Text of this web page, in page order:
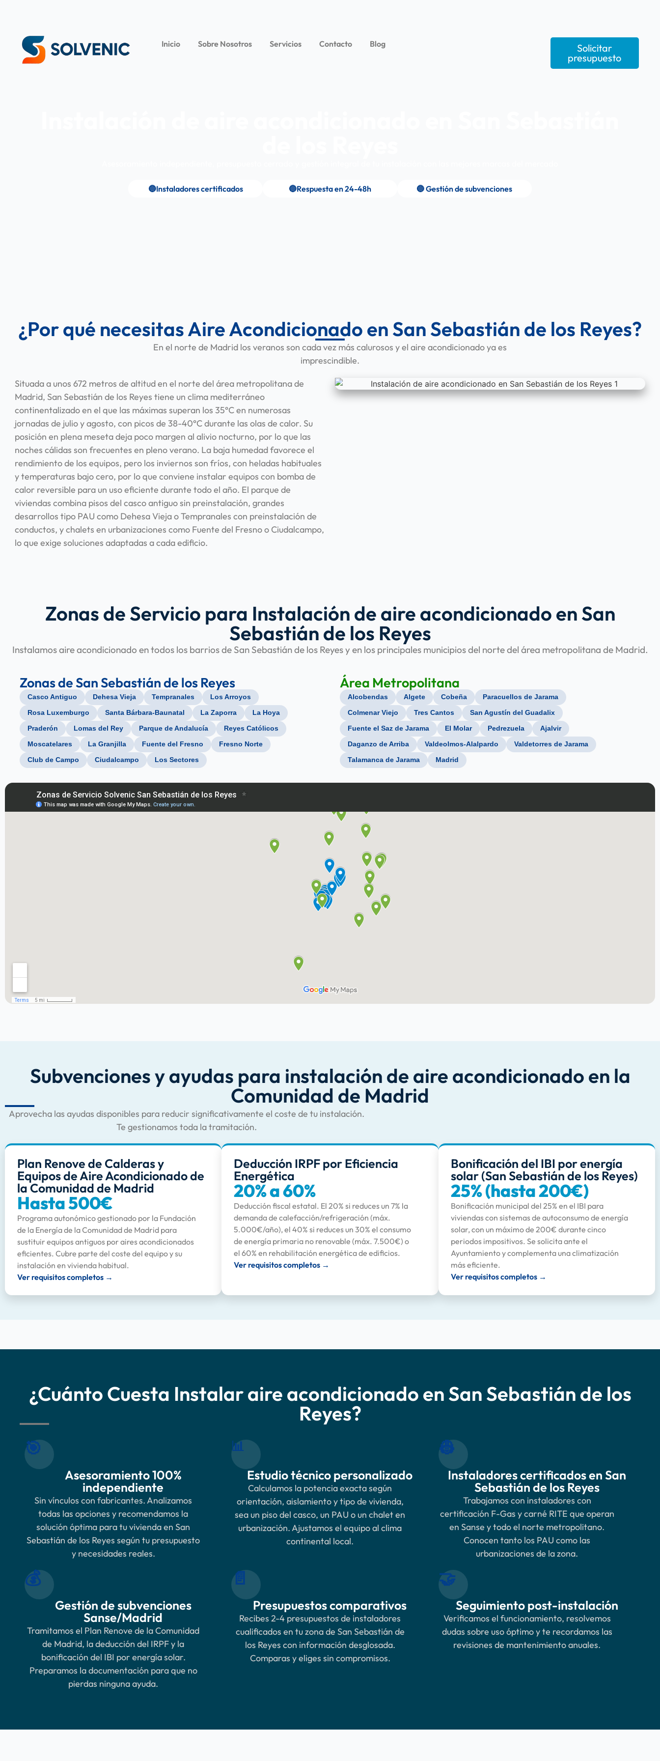
Inicio Sobre Nosotros Servicios Contacto Blog
Solicitar
presupuesto
🔵Instaladores certificados 🔵Respuesta en 24-48h 🔵 Gestión de subvenciones
¿Por qué necesitas Aire Acondicionado en San Sebastián de los Reyes?
En el norte de Madrid los veranos son cada vez más calurosos y el aire acondicionado ya es
imprescindible.
Situada a unos 672 metros de altitud en el norte del área metropolitana de
Madrid, San Sebastián de los Reyes tiene un clima mediterráneo
continentalizado en el que las máximas superan los 35°C en numerosas
jornadas de julio y agosto, con picos de 38-40°C durante las olas de calor. Su
posición en plena meseta deja poco margen al alivio nocturno, por lo que las
noches cálidas son frecuentes en pleno verano. La baja humedad favorece el
rendimiento de los equipos, pero los inviernos son fríos, con heladas habituales
y temperaturas bajo cero, por lo que conviene instalar equipos con bomba de
calor reversible para un uso eficiente durante todo el año. El parque de
viviendas combina pisos del casco antiguo sin preinstalación, grandes
desarrollos tipo PAU como Dehesa Vieja o Tempranales con preinstalación de
conductos, y chalets en urbanizaciones como Fuente del Fresno o Ciudalcampo,
lo que exige soluciones adaptadas a cada edificio.
Zonas de Servicio para Instalación de aire acondicionado en San
Sebastián de los Reyes
Instalamos aire acondicionado en todos los barrios de San Sebastián de los Reyes y en los principales municipios del norte del área metropolitana de Madrid.
Zonas de San Sebastián de los Reyes
Casco Antiguo Dehesa Vieja Tempranales Los Arroyos
Rosa Luxemburgo Santa Bárbara-Baunatal La Zaporra La Hoya
Praderón Lomas del Rey Parque de Andalucía Reyes Católicos
Moscatelares La Granjilla Fuente del Fresno Fresno Norte
Club de Campo Ciudalcampo Los Sectores
Área Metropolitana
Alcobendas Algete Cobeña Paracuellos de Jarama
Colmenar Viejo Tres Cantos San Agustín del Guadalix
Fuente el Saz de Jarama El Molar Pedrezuela Ajalvir
Daganzo de Arriba Valdeolmos-Alalpardo Valdetorres de Jarama
Talamanca de Jarama Madrid
Subvenciones y ayudas para instalación de aire acondicionado en la
Comunidad de Madrid
Aprovecha las ayudas disponibles para reducir significativamente el coste de tu instalación.
Te gestionamos toda la tramitación.
Plan Renove de Calderas y
Equipos de Aire Acondicionado de
la Comunidad de Madrid
Hasta 500€
Programa autonómico gestionado por la Fundación
de la Energía de la Comunidad de Madrid para
sustituir equipos antiguos por aires acondicionados
eficientes. Cubre parte del coste del equipo y su
instalación en vivienda habitual.
Ver requisitos completos →
Deducción IRPF por Eficiencia
Energética
20% a 60%
Deducción fiscal estatal. El 20% si reduces un 7% la
demanda de calefacción/refrigeración (máx.
5.000€/año), el 40% si reduces un 30% el consumo
de energía primaria no renovable (máx. 7.500€) o
el 60% en rehabilitación energética de edificios.
Ver requisitos completos →
Bonificación del IBI por energía
solar (San Sebastián de los Reyes)
25% (hasta 200€)
Bonificación municipal del 25% en el IBI para
viviendas con sistemas de autoconsumo de energía
solar, con un máximo de 200€ durante cinco
periodos impositivos. Se solicita ante el
Ayuntamiento y complementa una climatización
más eficiente.
Ver requisitos completos →
¿Cuánto Cuesta Instalar aire acondicionado en San Sebastián de los
Reyes?
🎯
Asesoramiento 100%
independiente
Sin vínculos con fabricantes. Analizamos
todas las opciones y recomendamos la
solución óptima para tu vivienda en San
Sebastián de los Reyes según tu presupuesto
y necesidades reales.
📊
Estudio técnico personalizado
Calculamos la potencia exacta según
orientación, aislamiento y tipo de vivienda,
sea un piso del casco, un PAU o un chalet en
urbanización. Ajustamos el equipo al clima
continental local.
👷
Instaladores certificados en San
Sebastián de los Reyes
Trabajamos con instaladores con
certificación F-Gas y carné RITE que operan
en Sanse y todo el norte metropolitano.
Conocen tanto los PAU como las
urbanizaciones de la zona.
💰
Gestión de subvenciones
Sanse/Madrid
Tramitamos el Plan Renove de la Comunidad
de Madrid, la deducción del IRPF y la
bonificación del IBI por energía solar.
Preparamos la documentación para que no
pierdas ninguna ayuda.
📄
Presupuestos comparativos
Recibes 2-4 presupuestos de instaladores
cualificados en tu zona de San Sebastián de
los Reyes con información desglosada.
Comparas y eliges sin compromisos.
🤝
Seguimiento post-instalación
Verificamos el funcionamiento, resolvemos
dudas sobre uso óptimo y te recordamos las
revisiones de mantenimiento anuales.